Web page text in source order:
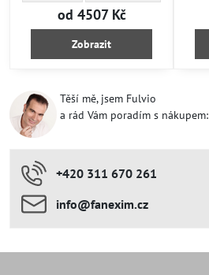
od 4507 Kč
Zobrazit
Těší mě, jsem Fulvio
a rád Vám poradím s nákupem:
+420 311 670 261
info​​@fanexim​​.cz